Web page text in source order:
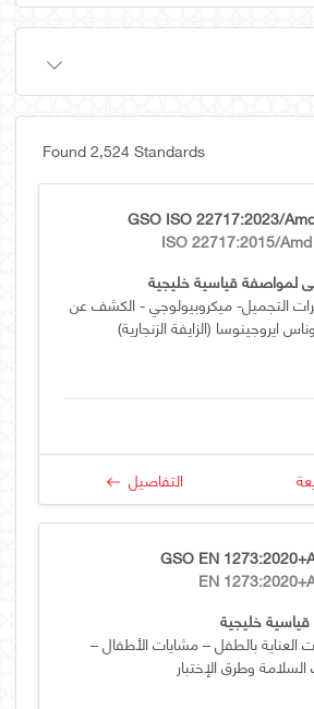
Found 2,524 Standards
GSO ISO 22717:2023/
ISO 22717:2015/
لمواصفة قياسية خليجية
التجميل- ميكروبيولوجي - الكشف عن
ايروجينوسا (الزايفة الزنجارية)
التفاصيل
GSO EN
EN
خليجية
العناية بالطفل – مشايات الأطفال –
وطرق الإختبار